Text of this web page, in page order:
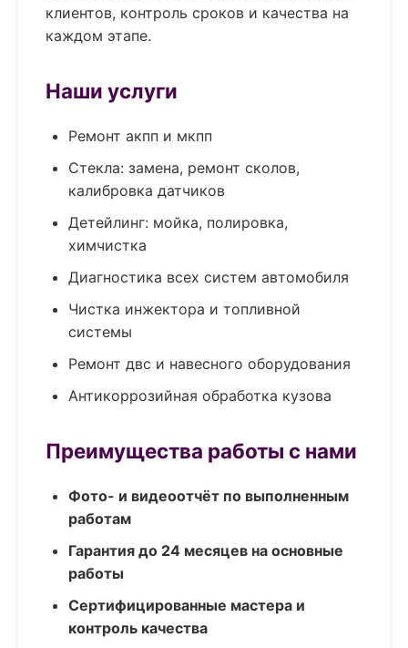
клиентов, контроль сроков и качества на
каждом этапе.
Наши услуги
Ремонт акпп и мкпп
Стекла: замена, ремонт сколов,
калибровка датчиков
Детейлинг: мойка, полировка,
химчистка
Диагностика всех систем автомобиля
Чистка инжектора и топливной
системы
Ремонт двс и навесного оборудования
Антикоррозийная обработка кузова
Преимущества работы с нами
Фото- и видеоотчёт по выполненным
работам
Гарантия до 24 месяцев на основные
работы
Сертифицированные мастера и
контроль качества